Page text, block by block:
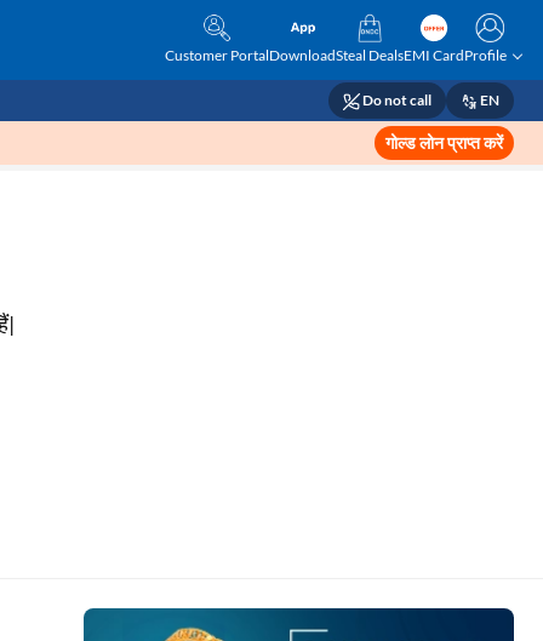
Customer PortalDownloadSteal DealsEMI CardProfile
Do not call EN
गोल्ड लोन प्राप्त करें